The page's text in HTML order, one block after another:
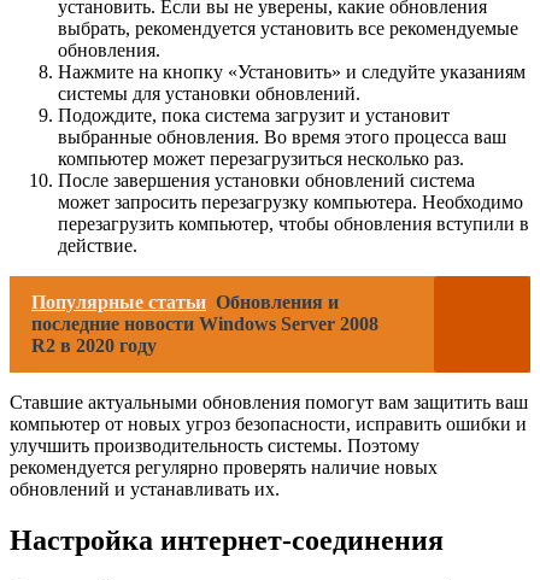
установить. Если вы не уверены, какие обновления
выбрать, рекомендуется установить все рекомендуемые
обновления.
Нажмите на кнопку «Установить» и следуйте указаниям
системы для установки обновлений.
Подождите, пока система загрузит и установит
выбранные обновления. Во время этого процесса ваш
компьютер может перезагрузиться несколько раз.
После завершения установки обновлений система
может запросить перезагрузку компьютера. Необходимо
перезагрузить компьютер, чтобы обновления вступили в
действие.
Популярные статьи Обновления и
последние новости Windows Server 2008
R2 в 2020 году
Ставшие актуальными обновления помогут вам защитить ваш
компьютер от новых угроз безопасности, исправить ошибки и
улучшить производительность системы. Поэтому
рекомендуется регулярно проверять наличие новых
обновлений и устанавливать их.
Настройка интернет-соединения